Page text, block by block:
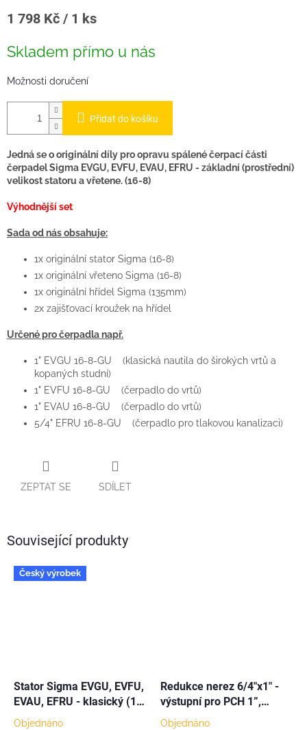
Měrná
1 798 Kč / 1 ks
Skladem přímo u nás
Možnosti doručení
Přidat do košíku
Jedná se o originální díly pro opravu spálené čerpací části
čerpadel Sigma EVGU, EVFU, EVAU, EFRU - základní (prostřední)
velikost statoru a vřetene. (16-8)
Výhodnější set
Sada od nás obsahuje:
1x originální stator Sigma (16-8)
1x originální vřeteno Sigma (16-8)
1x originální hřídel Sigma (135mm)
2x zajišťovací kroužek na hřídel
Určené pro čerpadla např.
1" EVGU 16-8-GU (klasická nautila do širokých vrtů a
kopaných studní)
1" EVFU 16-8-GU (čerpadlo do vrtů)
1" EVAU 16-8-GU (čerpadlo do vrtů)
5/4" EFRU 16-8-GU (čerpadlo pro tlakovou kanalizaci)
ZEPTAT SE SDÍLET
Související produkty
Český výrobek
Stator Sigma EVGU, EVFU,
EVAU, EFRU - klasický (16-
8)
Objednáno
Redukce nerez 6/4"x1" -
výstupní pro PCH 1”,
Sigma EVGU, EVFU, EVAU,
Objednáno